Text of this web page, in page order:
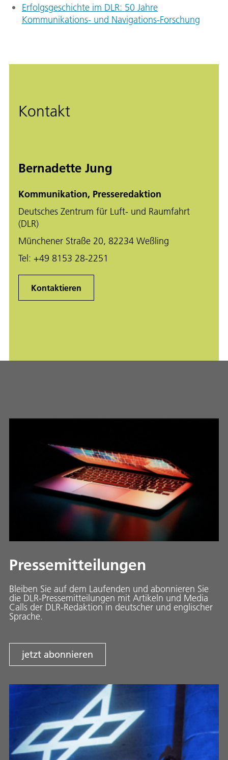
Erfolgsgeschichte im DLR: 50 Jahre
Kommunikations- und Navigations-Forschung
Kontakt
Bernadette Jung
Kommunikation, Presseredaktion
Deutsches Zentrum für Luft- und Raumfahrt
(DLR)
Münchener Straße 20, 82234 Weßling
Tel: +49 8153 28-2251
Kontaktieren
Pressemitteilungen
Bleiben Sie auf dem Laufenden und abonnieren Sie
die DLR-Pressemitteilungen mit Artikeln und Media
Calls der DLR-Redaktion in deutscher und englischer
Sprache.
jetzt abonnieren